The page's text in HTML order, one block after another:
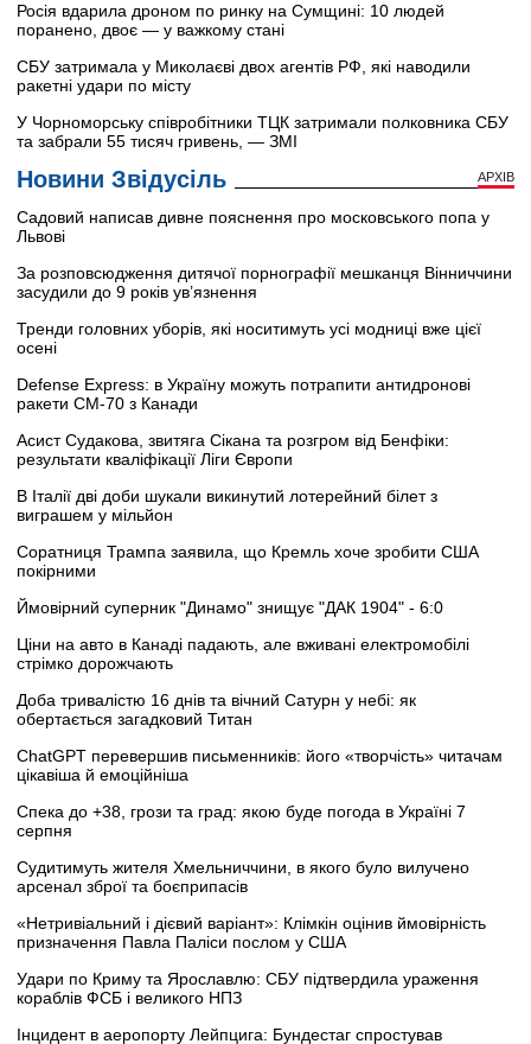
Росія вдарила дроном по ринку на Сумщині: 10 людей
поранено, двоє — у важкому стані
СБУ затримала у Миколаєві двох агентів РФ, які наводили
ракетні удари по місту
У Чорноморську співробітники ТЦК затримали полковника СБУ
та забрали 55 тисяч гривень, — ЗМІ
Новини Звідусіль АРХІВ
Садовий написав дивне пояснення про московського попа у
Львові
За розповсюдження дитячої порнографії мешканця Вінниччини
засудили до 9 років ув’язнення
Тренди головних уборів, які носитимуть усі модниці вже цієї
осені
Defense Express: в Україну можуть потрапити антидронові
ракети CM-70 з Канади
Асист Судакова, звитяга Сікана та розгром від Бенфіки:
результати кваліфікації Ліги Європи
В Італії дві доби шукали викинутий лотерейний білет з
виграшем у мільйон
Соратниця Трампа заявила, що Кремль хоче зробити США
покірними
Ймовірний суперник "Динамо" знищує "ДАК 1904" - 6:0
Ціни на авто в Канаді падають, але вживані електромобілі
стрімко дорожчають
Доба тривалістю 16 днів та вічний Сатурн у небі: як
обертається загадковий Титан
ChatGPT перевершив письменників: його «творчість» читачам
цікавіша й емоційніша
Спека до +38, грози та град: якою буде погода в Україні 7
серпня
Судитимуть жителя Хмельниччини, в якого було вилучено
арсенал зброї та боєприпасів
«Нетривіальний і дієвий варіант»: Клімкін оцінив ймовірність
призначення Павла Паліси послом у США
Удари по Криму та Ярославлю: СБУ підтвердила ураження
кораблів ФСБ і великого НПЗ
Інцидент в аеропорту Лейпцига: Бундестаг спростував